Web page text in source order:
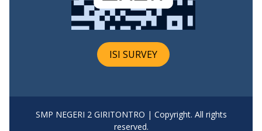
ISI SURVEY
SMP NEGERI 2 GIRITONTRO | Copyright. All rights
reserved.